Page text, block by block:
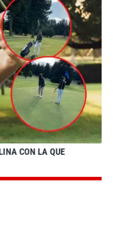
CON LA QUE